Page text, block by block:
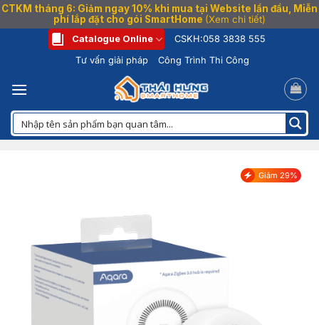
CTKM tháng 6: Giảm ngay 10% khi mua tại Website lần đầu, Miễn
phí lắp đặt cho gói SmartHome (Xem chi tiết)
dung
Catalogue Online CSKH:058 3838 555
Tư vấn giải pháp
Công Trình Thi Công
Giảm 29%